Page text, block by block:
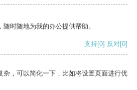
时随地为我的办公提供帮助。
支持[0] 反对[0]
杂，可以简化一下，比如将设置页面进行优